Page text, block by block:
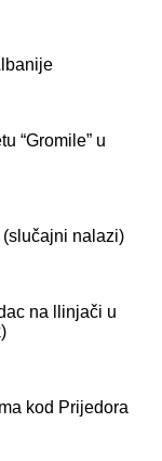
“Gromile” u
nalazi)
na llinjači u
kod Prijedora